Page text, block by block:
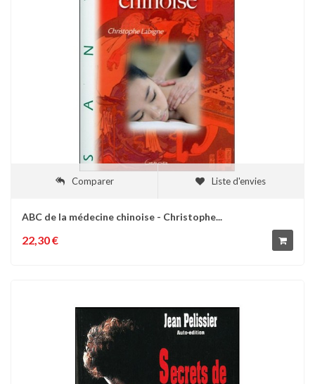
Comparer Liste d'envies
ABC de la médecine chinoise - Christophe...
22,30 €